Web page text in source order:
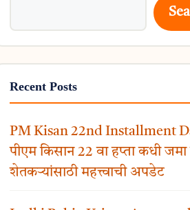
Recent Posts
PM Kisan 22nd Installment
पीएम किसान 22 वा हप्ता कधी जमा
शेतकऱ्यांसाठी महत्त्वाची अपडेट